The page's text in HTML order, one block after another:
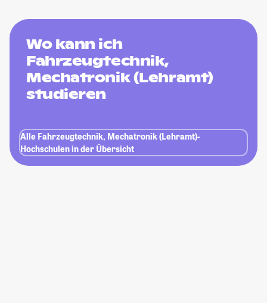
Wo kann ich
Fahrzeugtechnik,
Mechatronik (Lehramt)
studieren
Alle Fahrzeugtechnik, Mechatronik (Lehramt)-
Hochschulen in der Übersicht